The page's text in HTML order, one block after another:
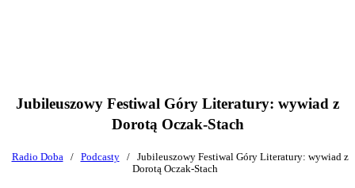
Jubileuszowy Festiwal Góry Literatury: wywiad z
Dorotą Oczak-Stach
Radio Doba / Podcasty /
Jubileuszowy Festiwal Góry Literatury: wywiad z
Dorotą Oczak-Stach